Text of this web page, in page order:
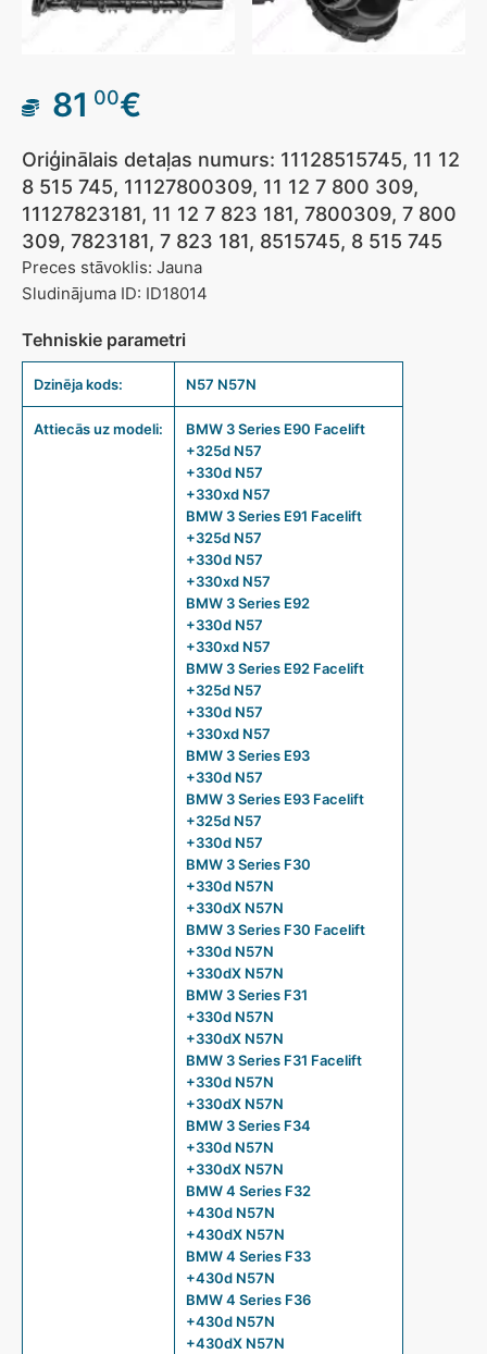
81 00€
Oriģinālais detaļas numurs: 11128515745, 11 12
8 515 745, 11127800309, 11 12 7 800 309,
11127823181, 11 12 7 823 181, 7800309, 7 800
309, 7823181, 7 823 181, 8515745, 8 515 745
Preces stāvoklis: Jauna
Sludinājuma ID: ID18014
Tehniskie parametri
Dzinēja kods: N57 N57N
Attiecās uz modeli:
BMW 3 Series E90 Facelift
+325d N57
+330d N57
+330xd N57
BMW 3 Series E91 Facelift
+325d N57
+330d N57
+330xd N57
BMW 3 Series E92
+330d N57
+330xd N57
BMW 3 Series E92 Facelift
+325d N57
+330d N57
+330xd N57
BMW 3 Series E93
+330d N57
BMW 3 Series E93 Facelift
+325d N57
+330d N57
BMW 3 Series F30
+330d N57N
+330dX N57N
BMW 3 Series F30 Facelift
+330d N57N
+330dX N57N
BMW 3 Series F31
+330d N57N
+330dX N57N
BMW 3 Series F31 Facelift
+330d N57N
+330dX N57N
BMW 3 Series F34
+330d N57N
+330dX N57N
BMW 4 Series F32
+430d N57N
+430dX N57N
BMW 4 Series F33
+430d N57N
BMW 4 Series F36
+430d N57N
+430dX N57N